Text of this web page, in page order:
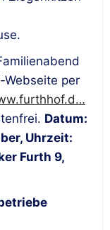
per
Datum:
Uhrzeit:
Furth 9,